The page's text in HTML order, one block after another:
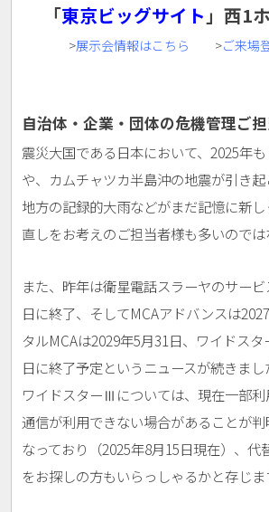
「東京ビッグサイト 」西1
>展示会情報はこちら >ご来場
自治体・企業・団体の危機管理ご
震災大国である日本において、2025年
や、カムチャツカ半島沖の地震が引き
地方の記録的大雨などがまだ記憶に新
直しをお考えのご担当者様も多いのでは
また、昨年は衛星電話スラーヤのサービ
日に終了、そしてMCAアドバンスは
タルMCAは2029年5月31日、ワイドス
日に終了予定というニュースが続きまし
ワイドスターⅢについては、現在一部
通信が利用できない場合があることが
なっており（2025年8月15日現在）、代
をお探しの方もいらっしゃるかと存じま